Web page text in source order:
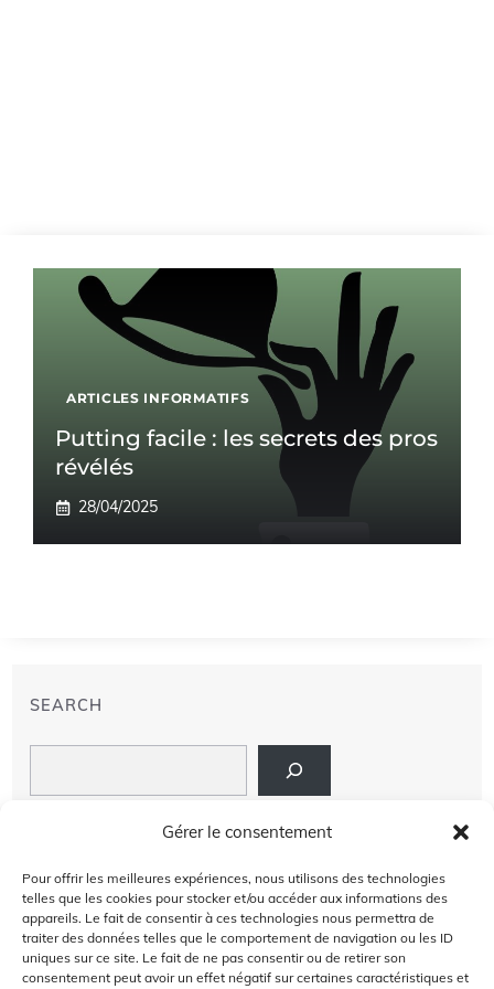
Gérer le consentement
Pour offrir les meilleures expériences, nous utilisons des technologies
telles que les cookies pour stocker et/ou accéder aux informations des
appareils. Le fait de consentir à ces technologies nous permettra de
traiter des données telles que le comportement de navigation ou les ID
uniques sur ce site. Le fait de ne pas consentir ou de retirer son
consentement peut avoir un effet négatif sur certaines caractéristiques et
ARTICLES INFORMATIFS
Putting facile : les secrets des pros
révélés
28/04/2025
SEARCH
À PROPOS DE NOUS
AVIS DE NON-RESPONSABILITÉ